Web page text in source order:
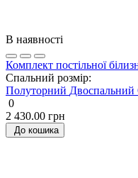
В наявності
Комплект постільної
Спальний розмір:
Полуторний Двоспальний
0
2 430.00 грн
До кошика